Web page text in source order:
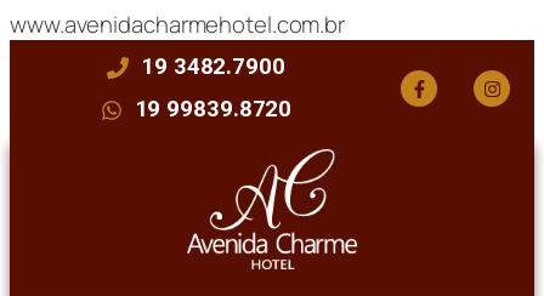
www.avenidacharmehotel.com.br
19 3482.7900
19 99839.8720